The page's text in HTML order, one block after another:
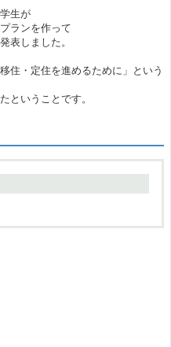
生が
ランを作って
表しました。
住・定住を進めるために」という
ということです。